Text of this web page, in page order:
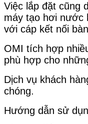
Việc lắp đặt cũng
máy tạo hơi nước
với cáp kết nối
OMI tích hợp
phù hợp cho
Dịch vụ khách
chóng.
Hướng dẫn sử